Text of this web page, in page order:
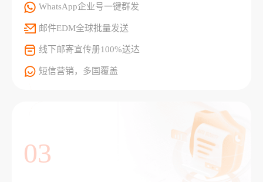
WhatsApp企业号一键群发
邮件EDM全球批量发送
线下邮寄宣传册100%送达
短信营销，多国覆盖
03